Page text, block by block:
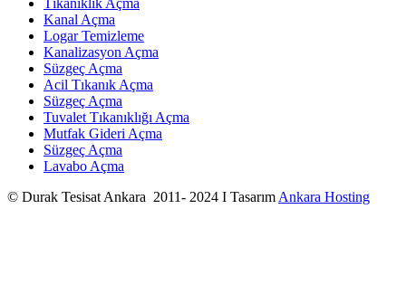
Kanal Açma
Logar Temizleme
Kanalizasyon Açma
Süzgeç Açma
Acil Tıkanık Açma
Süzgeç Açma
Tuvalet Tıkanıklığı Açma
Mutfak Gideri Açma
Süzgeç Açma
Lavabo Açma
© Durak Tesisat Ankara 2011- 2024 I Tasarım Ankara Hosting